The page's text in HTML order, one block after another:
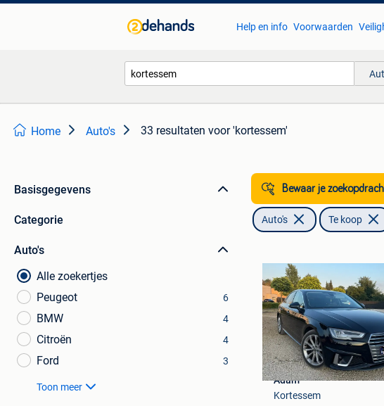
Help en info Voorwaarden
Home Auto's 33 resultaten voor 'kortessem'
Basisgegevens
Categorie
Auto's
Alle zoekertjes
Peugeot
6
BMW 4
Citroën 4
Ford 3
Toon meer
Bewaar je
Auto's Te koop
Adam
Kortessem